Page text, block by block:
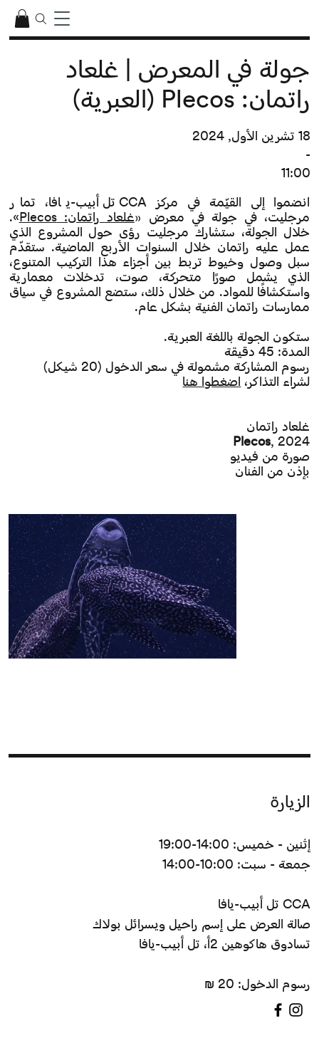
انضموا إلى القيّمة في مركز CCA تل أبيب-يافا، تمار
مرجليت، في جولة في معرض «غلعاد راتمان: Plecos »
.
خلال الجولة، ستشارك مرجليت رؤى حول المشروع الذي
عمل عليه راتمان خلال السنوات الأربع الماضية. ستقدّم
سبل وصول وخيوط تربط بين أجزاء هذا التركيب المتنوع،
الذي يشمل صورًا متحركة، صوت، تدخلات معمارية
واستكشافًا للمواد. من خلال ذلك، ستضع المشروع في سياق
ممارسات راتمان الفنية بشكل عام.
ستكون الجولة باللغة العبرية.
المدة: 45 دقيقة
رسوم المشاركة مشمولة في سعر الدخول (20 شيكل)
لشراء التذاكر، اضغطوا هنا
غلعاد راتمان
Plecos, 2024
صورة من فيديو
بإذن من الفنان
جولة في المعرض | غلعاد
راتمان: Plecos (العبرية)
18 تشرين الأول, 2024
-
11:00
الزيارة
إثنين - خميس: 14:00-19:00
جمعة - سبت: 10:00-14:00
CCA تل أبيب-يافا
صالة العرض على إسم راحيل ويسرائل بولاك
تسادوق هاكوهين 2أ، تل أبيب-يافا
رسوم الدخول: 20 ₪